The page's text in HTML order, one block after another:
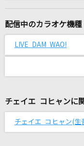
美しい日
小さな恋のうた
パプリカ
米津玄師
配信中のカラオケ機種
LIVE DAM WAO!
チェイエ コヒャンに
チェイエ コヒャン(生